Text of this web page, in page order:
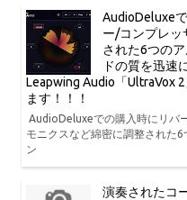
AudioDeluxe
ー/コンプレッ
された6つの
ドの質を迅速
Leapwing Audio「UltraVox
ます！！！
AudioDeluxeでの購入時にリバ
モニクスなど綿密に調整された
ン
演奏されたコ